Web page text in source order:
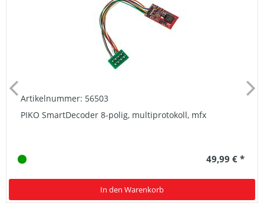
Artikelnummer: 56503
PIKO SmartDecoder 8-polig, multiprotokoll, mfx
49,99 € *
In den Warenkorb